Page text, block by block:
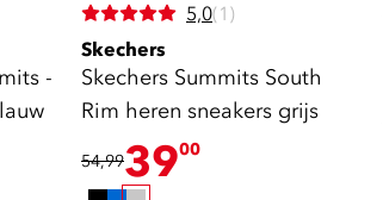
-
5,0(1)
Skechers
Skechers Summits South
Rim heren sneakers grijs
54,993900